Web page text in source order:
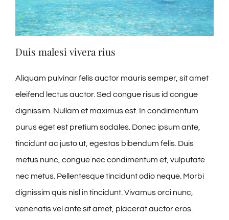
Duis malesi vivera rius
Aliquam pulvinar felis auctor mauris semper, sit amet
eleifend lectus auctor. Sed congue risus id congue
dignissim. Nullam et maximus est. In condimentum
purus eget est pretium sodales. Donec ipsum ante,
tincidunt ac justo ut, egestas bibendum felis. Duis
metus nunc, congue nec condimentum et, vulputate
nec metus. Pellentesque tincidunt odio neque. Morbi
dignissim quis nisl in tincidunt. Vivamus orci nunc,
venenatis vel ante sit amet, placerat auctor eros.